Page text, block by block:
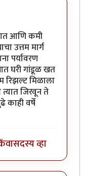
आणि कमी
उत्तम मार्ग
पर्यावरण
घरी गांडूळ खत
रिझल्ट मिळाला
जिरवून ते
वर्षे
सदस्य व्हा